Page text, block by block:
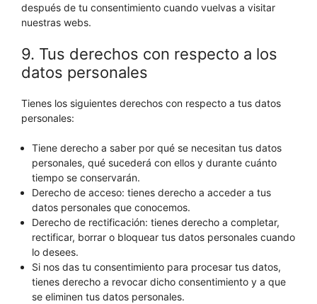
después de tu consentimiento cuando vuelvas a visitar
nuestras webs.
9. Tus derechos con respecto a los
datos personales
Tienes los siguientes derechos con respecto a tus datos
personales:
Tiene derecho a saber por qué se necesitan tus datos
personales, qué sucederá con ellos y durante cuánto
tiempo se conservarán.
Derecho de acceso: tienes derecho a acceder a tus
datos personales que conocemos.
Derecho de rectificación: tienes derecho a completar,
rectificar, borrar o bloquear tus datos personales cuando
lo desees.
Si nos das tu consentimiento para procesar tus datos,
tienes derecho a revocar dicho consentimiento y a que
se eliminen tus datos personales.